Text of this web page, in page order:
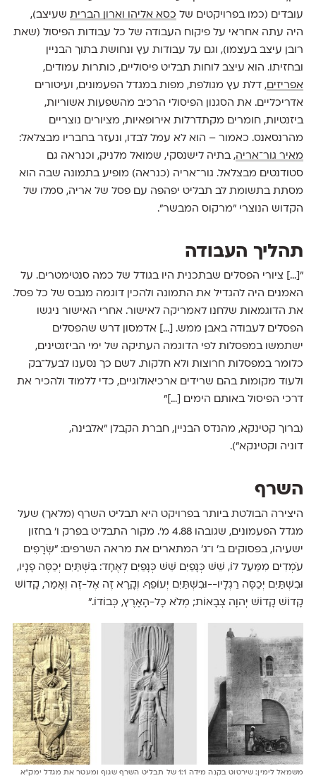
עובדים (כמו בפרויקטים של כסא אליהו וארון הבריתשעיצב),
היה עתה אחראי על פיקוח העבודה של כל עבודות הפיסול (שאת
רובן עיצב בעצמו), וגם על עבודות עץ ונחושת בתוך הבניין
ובחזיתו. הוא עיצב לוחות תבליט פיסוליים, כותרות עמודים,
אפריזים, דלת עץ מגולפת, מפות במגדל הפעמונים, ועיטורים
אדריכליים. את הסגנון הפיסולי הרכיב מהשפעות אשוריות,
ביזנטיות, חומרים מקתדרלות אירופאיות, מציורים נוצריים
מהרנסאנס. כאמור – הוא לא עמל לבדו, ונעזר בחבריו מבצלאל:
מאיר גור־אריה, בתיה לישנסקי, שמואל מלניק, וכנראה גם
סטודנטים מבצלאל. גור־אריה (כנראה) מופיע בתמונה שבה הוא
מסתת בתשומת לב תבליט יפהפה עם פסל של אריה, סמלו של
הקדוש הנוצרי "מרקוס המבשר".
תהליך העבודה
"[...] ציורי הפסלים שבתכנית היו בגודל של כמה סנטימטרים. על
האמנים היה להגדיל את התמונה ולהכין דוגמה מגבס של כל פסל.
את הדוגמאות שלחנו לאמריקה לאישור. אחרי האישור ניגשו
הפסלים לעבודה באבן ממש. [...] אדמסון דרש שהפסלים
ישתמשו במפסלות לפי הדוגמה העתיקה של ימי הביזנטינים,
כלומר במפסלות חרוצות ולא חלקות. לשם כך נסענו לבעל־בק
ולעוד מקומות בהם שרידים ארכיאולוגיים, כדי ללמוד ולהכיר את
דרכי הפיסול באותם הימים [...]"
(ברוך קטינקא, מהנדס הבניין, חברת הקבלן "אלבינה,
דוניה וקטינקא").
השרף
היצירה הבולטת ביותר בפרויקט היא תבליט השרף (מלאך) שעל
מגדל הפעמונים, שגובהו 4.88 מ'. מקור התבליט בפרק ו' בחזון
ישעיהו, בפסוקים ב' ו־ג' המתארים את מראה השרפים: "שְׂרָפִים
עֹמְדִים מִמַּעַל לוֹ, שֵׁשׁ כְּנָפַיִם שֵׁשׁ כְּנָפַיִם לְאֶחָד: בִּשְׁתַּיִם יְכַסֶּה פָנָיו,
וּבִשְׁתַּיִם יְכַסֶּה רַגְלָיו--וּבִשְׁתַּיִם יְעוֹפֵף. וְקָרָא זֶה אֶל-זֶה וְאָמַר, קָדוֹשׁ
קָדוֹשׁ קָדוֹשׁ יְהוָה צְבָאוֹת; מְלֹא כָל-הָאָרֶץ, כְּבוֹדוֹ."
משמאל לימין: שירטוט בקנה מידה 1:1 של תבליט השרף שגוף ומעטר את מגדל ימק"א